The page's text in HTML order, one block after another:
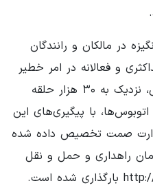
در مالکان و رانندگان
و فعالانه در امر خطیر
جابه‌جایی زائران اربعین حسینی، نزدیک به ۳۰ هزار حلقه
اتوبوس‌ها، با پیگیری‌های این
صمت تخصیص داده شده
راهداری و حمل و نقل